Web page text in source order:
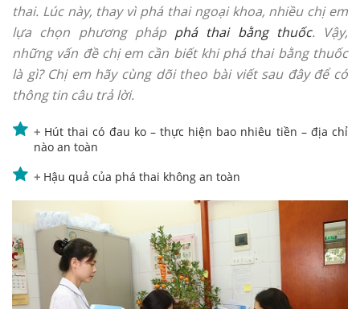
thai. Lúc này, thay vì phá thai ngoại khoa, nhiều chị em
lựa chọn phương pháp phá thai bằng thuốc. Vậy,
những vấn đề chị em cần biết khi phá thai bằng thuốc
là gì? Chị em hãy cùng dõi theo bài viết sau đây để có
thông tin câu trả lời.
+ Hút thai có đau ko – thực hiện bao nhiêu tiền – địa chỉ
nào an toàn
+ Hậu quả của phá thai không an toàn